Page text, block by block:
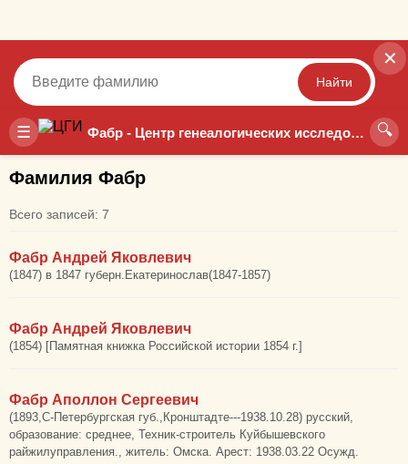
☰ Фабр - Центр генеалогических исследований 🔍
✕
Найти
Точный Неточный
Фамилия Фабр
Всего записей: 7
Фабр Андрей Яковлевич
(1847) в 1847 губерн.Екатеринослав(1847-1857)
Фабр Андрей Яковлевич
(1854) [Памятная книжка Российской истории 1854 г.]
Фабр Аполлон Сергеевич
(1893,С-Петербургская губ.,Кронштадте---1938.10.28) русский,
образование: среднее, Техник-строитель Куйбышевского
райжилуправления., житель: Омска. Арест: 1938.03.22 Осужд.